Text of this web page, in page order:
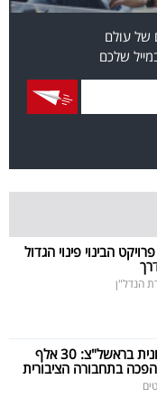
של עולם
שלכם
שנה: פרויקט הבינוי פינוי הגדול
הנדל"ן
התחדשות עירונית בראשל"צ: 30 אלף
בתחבורה הציבורית